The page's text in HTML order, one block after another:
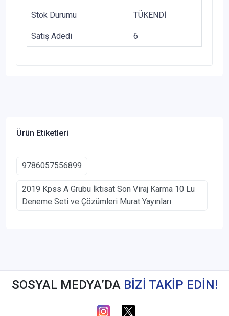
Stok Durumu TÜKENDİ
Satış Adedi 6
Ürün Etiketleri
9786057556899
2019 Kpss A Grubu İktisat Son Viraj Karma 10 Lu
Deneme Seti ve Çözümleri Murat Yayınları
SOSYAL MEDYA’DA BİZİ TAKİP EDİN!